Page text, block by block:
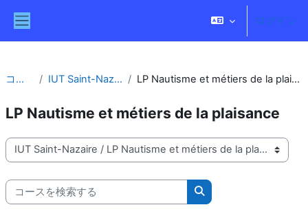
ログイン
コース IUT Saint-Nazaire LP Nautisme et métiers de la plaisance
LP Nautisme et métiers de la plaisance
コースカテゴリ
コースを検索する
コースを検索する